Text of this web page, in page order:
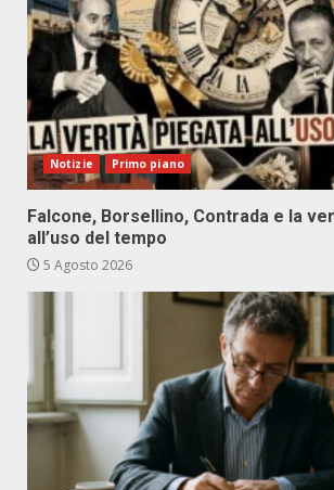
Notizie Primo piano
Falcone, Borsellino, Contrada e la
all’uso del tempo
5 Agosto 2026